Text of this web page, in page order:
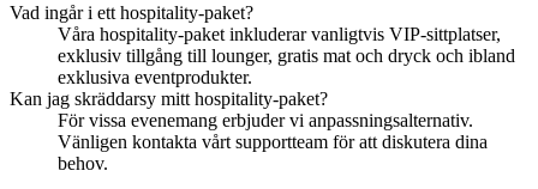
Vad ingår i ett hospitality-paket?
Våra hospitality-paket inkluderar vanligtvis VIP-sittplatser,
exklusiv tillgång till lounger, gratis mat och dryck och ibland
exklusiva eventprodukter.
Kan jag skräddarsy mitt hospitality-paket?
För vissa evenemang erbjuder vi anpassningsalternativ.
Vänligen kontakta vårt supportteam för att diskutera dina
behov.